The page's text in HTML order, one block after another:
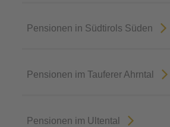
Pensionen in Südtirols Süden
Pensionen im Tauferer Ahrntal
Pensionen im Ultental